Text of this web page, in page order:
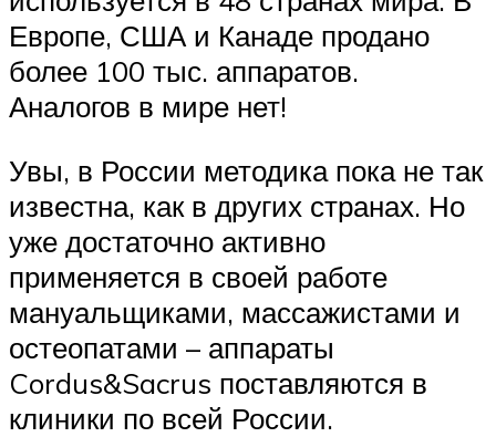
Европе, США и Канаде продано
более 100 тыс. аппаратов.
Аналогов в мире нет!
Увы, в России методика пока не так
известна, как в других странах. Но
уже достаточно активно
применяется в своей работе
мануальщиками, массажистами и
остеопатами – аппараты
Cordus&Sacrus поставляются в
клиники по всей России.